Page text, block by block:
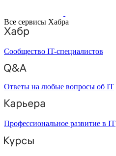
Все сервисы Хабра
Сообщество IT-специалистов
Ответы на любые вопросы об IT
Профессиональное развитие в IT